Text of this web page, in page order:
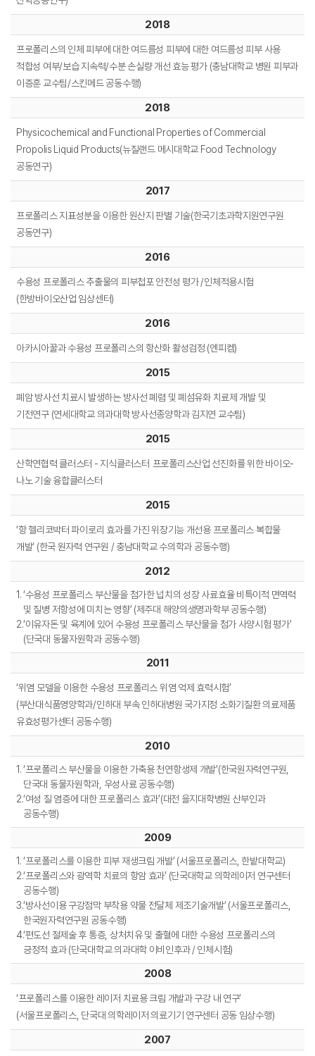
2018
프로폴리스의 인체 피부에 대한 여드름성 피부에 대한 여드름성 피부 사용
적합성 여부/보습 지속력/수분 손실량 개선 효능 평가 (충남대학교 병원 피부과
이증훈 교수팀/스킨메드 공동수행)
2018
Physicochemical and Functional Properties of Commercial
Propolis Liquid Products(뉴질랜드 메시대학교 Food Technology
공동연구)
2017
프로폴리스 지표성분을 이용한 원산지 판별 기술(한국기초과학지원연구원
공동연구)
2016
수용성 프로폴리스 추출물의 피부첩포 안전성 평가 /인체적용시험
(한방바이오산업 임상센터)
2016
아카시아꿀과 수용성 프로폴리스의 항산화 활성검정 (엔피켐)
2015
폐암 방사선 치료시 발생하는 방사선 폐렴 및 폐섬유화 치료제 개발 및
기전연구 (연세대학교 의과대학 방사선종양학과 김지연 교수팀)
2015
산학연협력 클러스터 - 지식클러스터 프로폴리스산업 선진화를 위한 바이오-
나노 기술 융합클러스터
2015
‘항 헬리코박터 파이로리 효과를 가진 위장기능 개선용 프로폴리스 복합물
개발’ (한국 원자력 연구원 / 충남대학교 수의학과 공동수행)
2012
1.‘수용성 프로폴리스 부산물을 첨가한 넙치의 성장 사료효율 비특이적 면역력
및 질병 저항성에 미치는 영향’ (제주대 해양의생명과학부 공동수행)
2.‘이유자돈 및 육계에 있어 수용성 프로폴리스 부산물을 첨가 사양시험 평가’
(단국대 동물자원학과 공동수행)
2011
‘위염 모델을 이용한 수용성 프로폴리스 위염 억제 효력시험’
(부산대식품영양학과/인하대 부속 인하대병원 국가지정 소화기질환 의료제품
유효성평가센터 공동수행)
2010
1.‘프로폴리스 부산물을 이용한 가축용 천연항생제 개발’(한국원자력연구원,
단국대 동물자원학과, 우성사료 공동수행)
2.‘여성 질 염증에 대한 프로폴리스 효과’(대전 을지대학병원 산부인과
공동수행)
2009
1.‘프로폴리스를 이용한 피부 재생크림 개발’ (서울프로폴리스, 한밭대학교)
2.‘프로폴리스와 광역학 치료의 항암 효과’ (단국대학교 의학레이저 연구센터
공동수행)
3.‘방사선이용 구강점막 부착용 약물 전달체 제조기술개발’ (서울프로폴리스,
한국원자력연구원 공동수행)
4.‘편도선 절제술 후 통증, 상처치유 및 출혈에 대한 수용성 프로폴리스의
긍정적 효과 (단국대학교 의과대학 이비인후과 / 인체시험)
2008
‘프로폴리스를 이용한 레이저 치료용 크림 개발과 구강 내 연구’
(서울프로폴리스, 단국대 의학레이저 의료기기 연구센터 공동 임상수행)
2007